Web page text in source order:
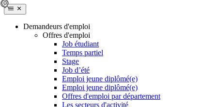
Demandeurs d'emploi
Offres d'emploi
Job étudiant
Temps partiel
Stage
Job d’été
Emploi jeune diplômé(e)
Emploi jeune diplômé(e)
Offres d'emploi par département
Les secteurs d'activité